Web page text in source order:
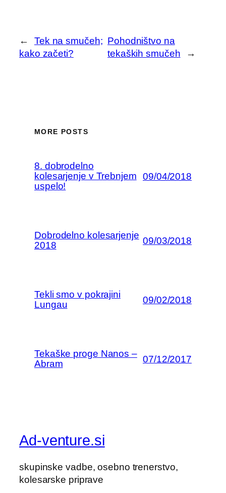
←
Tek na smučeh;
kako začeti?
Pohodništvo na
tekaških smučeh
→
MORE POSTS
8. dobrodelno
kolesarjenje v Trebnjem
uspelo!
09/04/2018
Dobrodelno kolesarjenje
2018
09/03/2018
Tekli smo v pokrajini
Lungau
09/02/2018
Tekaške proge Nanos –
Abram
07/12/2017
Ad-venture.si
skupinske vadbe, osebno trenerstvo,
kolesarske priprave